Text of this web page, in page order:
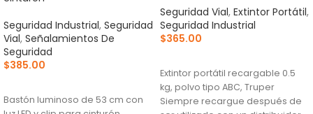
Seguridad Industrial, Seguridad
Vial, Señalamientos De
Seguridad
$385.00
Bastón luminoso de 53 cm con
Seguridad Vial, Extintor Portátil,
Seguridad Industrial
$365.00
Extintor portátil recargable 0.5
kg, polvo tipo ABC, Truper
Siempre recargue después de